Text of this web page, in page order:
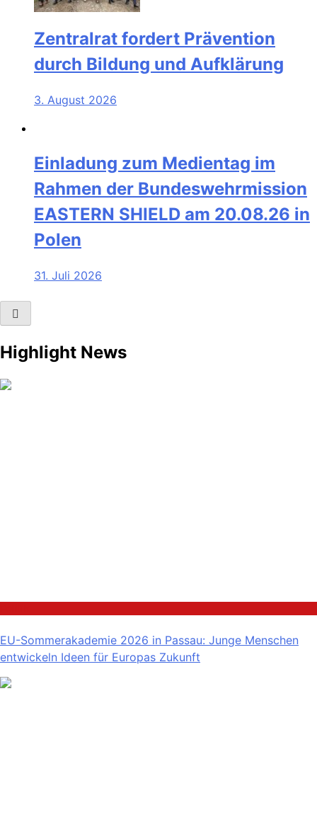
Zentralrat fordert Prävention
durch Bildung und Aufklärung
3. August 2026
Einladung zum Medientag im
Rahmen der Bundeswehrmission
EASTERN SHIELD am 20.08.26 in
Polen
31. Juli 2026
Highlight News
EU-Sommerakademie 2026 in Passau: Junge Menschen
entwickeln Ideen für Europas Zukunft